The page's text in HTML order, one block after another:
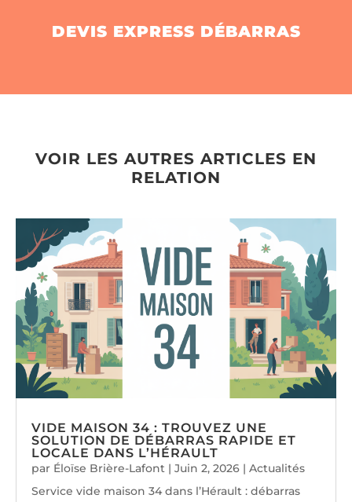
DEVIS EXPRESS DÉBARRAS
VOIR LES AUTRES ARTICLES EN
RELATION
VIDE MAISON 34 : TROUVEZ UNE
SOLUTION DE DÉBARRAS RAPIDE ET
LOCALE DANS L’HÉRAULT
par Éloïse Brière-Lafont |Juin 2, 2026 |Actualités
Service vide maison 34 dans l’Hérault : débarras